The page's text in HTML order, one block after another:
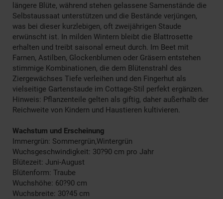
längere Blüte, während stehen gelassene Samenstände die
Selbstaussaat unterstützen und die Bestände verjüngen,
was bei dieser kurzlebigen, oft zweijährigen Staude
erwünscht ist. In milden Wintern bleibt die Blattrosette
erhalten und treibt saisonal erneut durch. Im Beet mit
Farnen, Astilben, Glockenblumen oder Gräsern entstehen
stimmige Kombinationen, die dem Blütenstrahl des
Ziergewächses Tiefe verleihen und den Fingerhut als
vielseitige Gartenstaude im Cottage-Stil perfekt ergänzen.
Hinweis: Pflanzenteile gelten als giftig, daher außerhalb der
Reichweite von Kindern und Haustieren kultivieren.
Wachstum und Erscheinung
Immergrün: Sommergrün,Wintergrün
Wuchsgeschwindigkeit: 30?90 cm pro Jahr
Blütezeit: Juni-August
Blütenform: Traube
Wuchshöhe: 60?90 cm
Wuchsbreite: 30?45 cm